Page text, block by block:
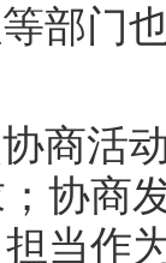
部门
商活
协商
当作